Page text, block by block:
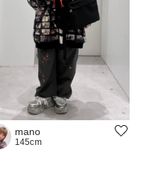
mano
145cm